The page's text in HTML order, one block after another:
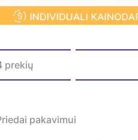
pakavimui